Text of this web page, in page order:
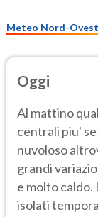
Meteo Nord-
Oggi
Al mattino
centrali piu'
nuvoloso
grandi
e molto caldo.
isolati